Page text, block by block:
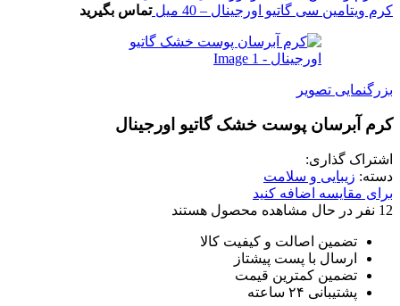
کرم ویتامین سی گاتیو اورجینال – 40 میل تماس بگیرید
بزرگنمایی تصویر
کرم آبرسان پوست خشک گاتیو اورجینال
اشتراک گذاری:
دسته: زیبایی و سلامت
برای مقایسه اضافه کنید
12 نفر در حال مشاهده محصول هستند
تضمین اصالت و کیفیت کالا
ارسال با پست پیشتاز
تضمین کمترین قیمت
پشتیبانی ۲۴ ساعته